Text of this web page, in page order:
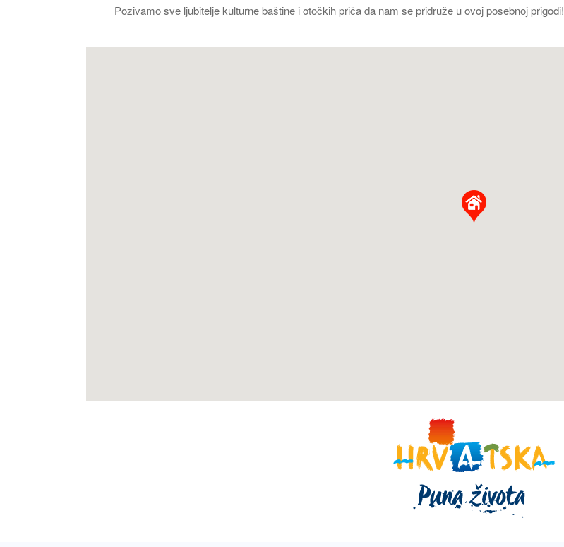
Pozivamo sve ljubitelje kulturne baštine i otočkih priča da nam se pridruže u ovoj posebnoj prigodi!